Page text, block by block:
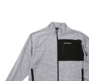
※商品によって若干のサイズの
ンピュータ画面）によって、商
ください。
※当店での掲載商品は、実店鋪
舗からのお取り寄せ等により
す。そのようなことがない様最
連絡させて頂きますので予めご了